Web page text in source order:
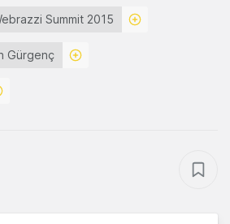
Summit 2015
Gürgenç